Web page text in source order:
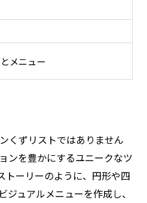
メニュー
くずリストではありません
ンを豊かにするユニークなツ
トーリーのように、円形や四
ュアルメニューを作成し、